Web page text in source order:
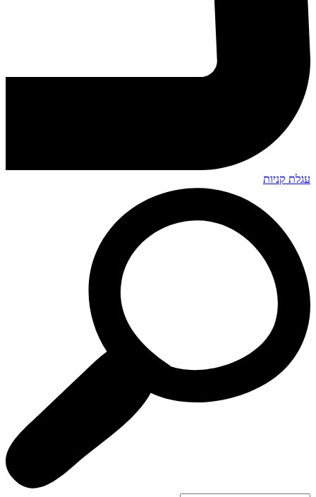
עגלת קניות